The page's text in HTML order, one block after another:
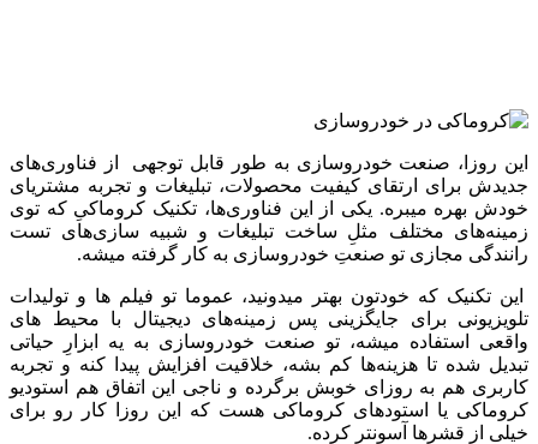
این روزا، صنعت خودروسازی به طور قابل توجهی از فناوری‌های
جدیدش برای ارتقای کیفیت محصولات، تبلیغات و تجربه مشتریای
خودش بهره میبره. یکی از این فناوری‌ها، تکنیک کروماکیِ که توی
زمینه‌های مختلف مثلِ ساخت تبلیغات و شبیه ‌سازی‌های تست
رانندگی مجازی تو صنعتِ خودروسازی به کار گرفته میشه.
این تکنیک که خودتون بهتر میدونید، عموما تو فیلم ها و تولیدات
تلویزیونی برای جایگزینی پس ‌زمینه‌های دیجیتال با محیط‌ های
واقعی استفاده میشه، تو صنعت خودروسازی به یه ابزارِ حیاتی
تبدیل شده تا هزینه‌ها کم بشه، خلاقیت افزایش پیدا کنه و تجربه
کاربری هم به روزای خوبش برگرده و ناجی این اتفاق هم استودیو
کروماکی یا استودهای کروماکی هست که این روزا کار رو برای
خیلی از قشرها آسونتر کرده.